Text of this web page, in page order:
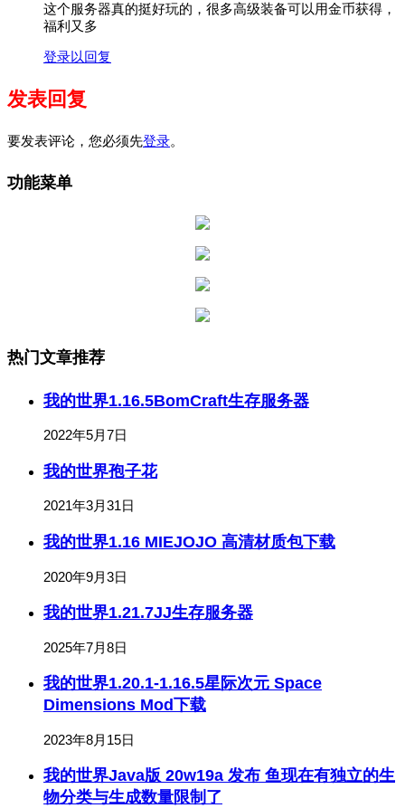
这个服务器真的挺好玩的，很多高级装备可以用金币获得，
福利又多
登录以回复
发表回复
要发表评论，您必须先登录。
功能菜单
热门文章推荐
我的世界1.16.5BomCraft生存服务器
2022年5月7日
我的世界孢子花
2021年3月31日
我的世界1.16 MIEJOJO 高清材质包下载
2020年9月3日
我的世界1.21.7JJ生存服务器
2025年7月8日
我的世界1.20.1-1.16.5星际次元 Space
Dimensions Mod下载
2023年8月15日
我的世界Java版 20w19a 发布 鱼现在有独立的生
物分类与生成数量限制了